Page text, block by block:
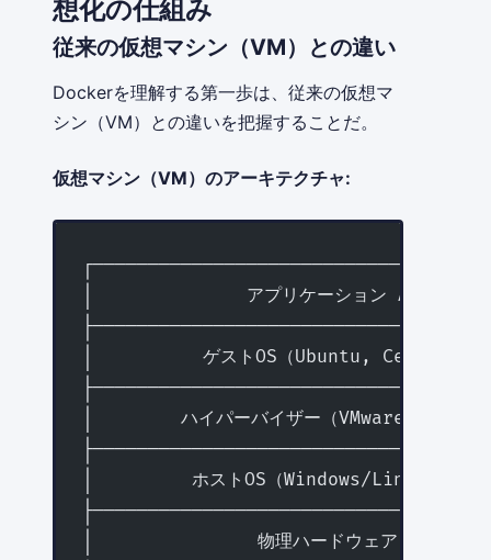
想化の仕組み
従来の仮想マシン（VM）との違い
Dockerを理解する第一歩は、従来の仮想マ
シン（VM）との違いを把握することだ。
仮想マシン（VM）のアーキテクチャ:
│              アプリケーション A
│          ゲストOS（Ubuntu, CentOS等
│        ハイパーバイザー（VMware等）
│         ホストOS（Windows/Linux）
│               物理ハードウェア